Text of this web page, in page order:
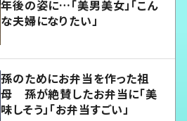
年後の姿に…「美男美女」「こん
な夫婦になりたい」
孫のためにお弁当を作った祖
母 孫が絶賛したお弁当に「美
味しそう」「お弁当すごい」